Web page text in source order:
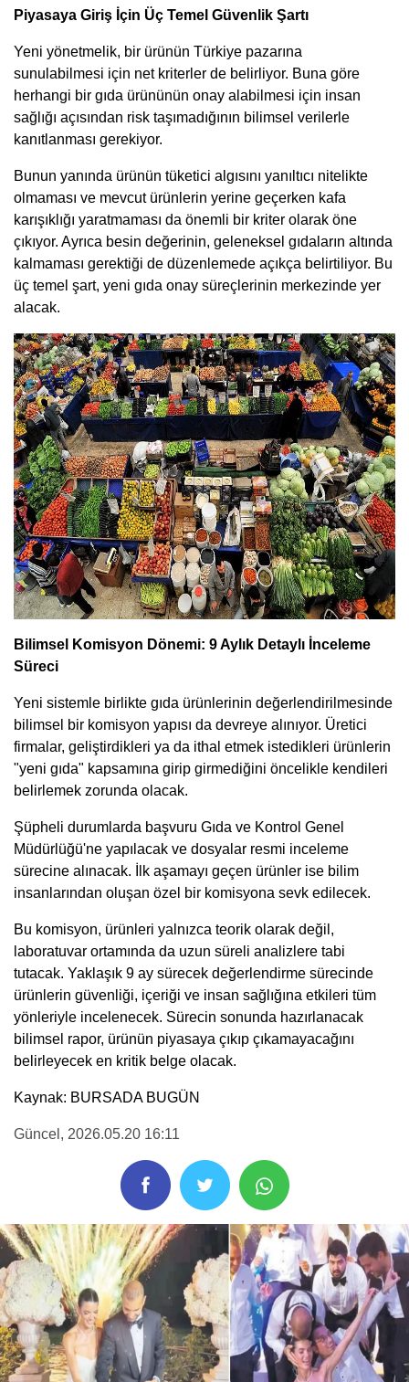
Piyasaya Giriş İçin Üç Temel Güvenlik Şartı
Yeni yönetmelik, bir ürünün Türkiye pazarına
sunulabilmesi için net kriterler de belirliyor. Buna göre
herhangi bir gıda ürününün onay alabilmesi için insan
sağlığı açısından risk taşımadığının bilimsel verilerle
kanıtlanması gerekiyor.
Bunun yanında ürünün tüketici algısını yanıltıcı nitelikte
olmaması ve mevcut ürünlerin yerine geçerken kafa
karışıklığı yaratmaması da önemli bir kriter olarak öne
çıkıyor. Ayrıca besin değerinin, geleneksel gıdaların altında
kalmaması gerektiği de düzenlemede açıkça belirtiliyor. Bu
üç temel şart, yeni gıda onay süreçlerinin merkezinde yer
alacak.
Bilimsel Komisyon Dönemi: 9 Aylık Detaylı İnceleme
Süreci
Yeni sistemle birlikte gıda ürünlerinin değerlendirilmesinde
bilimsel bir komisyon yapısı da devreye alınıyor. Üretici
firmalar, geliştirdikleri ya da ithal etmek istedikleri ürünlerin
"yeni gıda" kapsamına girip girmediğini öncelikle kendileri
belirlemek zorunda olacak.
Şüpheli durumlarda başvuru Gıda ve Kontrol Genel
Müdürlüğü'ne yapılacak ve dosyalar resmi inceleme
sürecine alınacak. İlk aşamayı geçen ürünler ise bilim
insanlarından oluşan özel bir komisyona sevk edilecek.
Bu komisyon, ürünleri yalnızca teorik olarak değil,
laboratuvar ortamında da uzun süreli analizlere tabi
tutacak. Yaklaşık 9 ay sürecek değerlendirme sürecinde
ürünlerin güvenliği, içeriği ve insan sağlığına etkileri tüm
yönleriyle incelenecek. Sürecin sonunda hazırlanacak
bilimsel rapor, ürünün piyasaya çıkıp çıkamayacağını
belirleyecek en kritik belge olacak.
Kaynak: BURSADA BUGÜN
Güncel , 2026.05.20 16:11